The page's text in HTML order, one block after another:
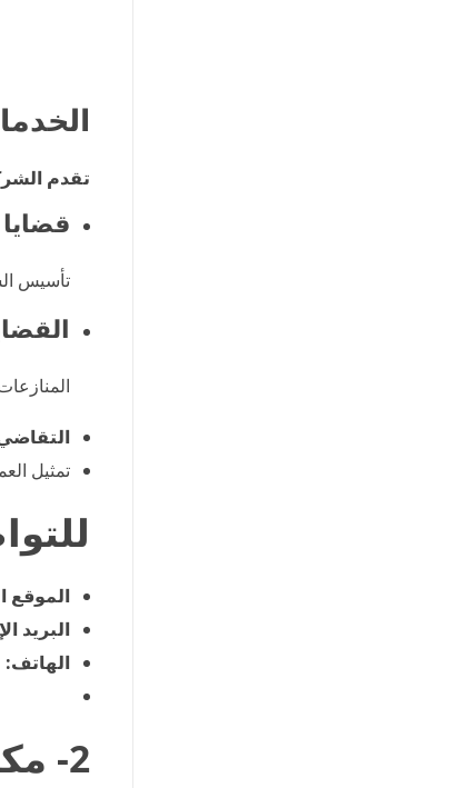
تقدم
تأسيس
تمثيل
الموقع
البريد
الهاتف:
2- مكتب المحامي عبدالقادر الصيعري